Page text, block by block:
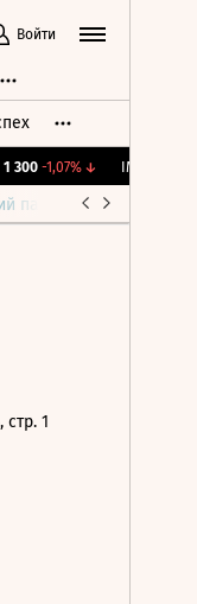
Войти
300 -1,07%↓ IMOEX
парламент
стр. 1